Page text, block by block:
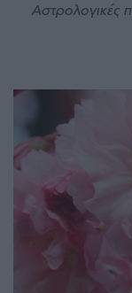
Αστρολογικές